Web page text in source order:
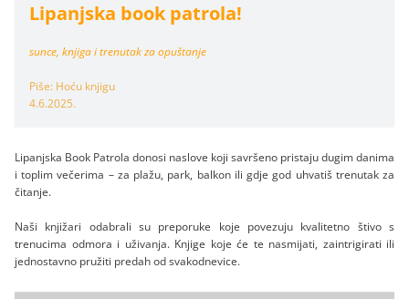
Lipanjska book patrola!
sunce, knjiga i trenutak za opuštanje
Piše: Hoću knjigu
4.6.2025.
Lipanjska Book Patrola donosi naslove koji savršeno pristaju dugim danima
i toplim večerima – za plažu, park, balkon ili gdje god uhvatiš trenutak za
čitanje.
Naši knjižari odabrali su preporuke koje povezuju kvalitetno štivo s
trenucima odmora i uživanja. Knjige koje će te nasmijati, zaintrigirati ili
jednostavno pružiti predah od svakodnevice.